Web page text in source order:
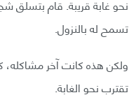
نحو غابة قريبة. قام بتسلق
تسمح له بالنزول.
ولكن هذه كانت آخر مشاكله،
تقترب نحو الغابة.